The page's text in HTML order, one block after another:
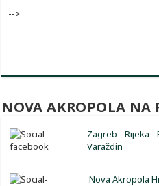
-->
NOVA AKROPOLA NA
Zagreb -Rijeka -
Varaždin
Nova Akropola